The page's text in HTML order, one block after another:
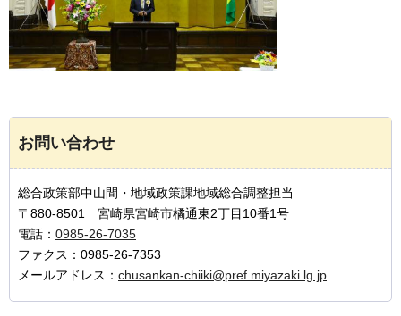
お問い合わせ
総合政策部中山間・地域政策課地域総合調整担当
〒880-8501 宮崎県宮崎市橘通東2丁目10番1号
電話： 0985-26-7035
ファクス：0985-26-7353
メールアドレス： chusankan-chiiki@pref.miyazaki.lg.jp